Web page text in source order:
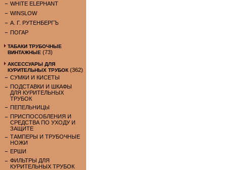
WHITE ELEPHANT
WINSLOW
А. Г. РУТЕНБЕРГЪ
ПОГАР
ТАБАКИ ТРУБОЧНЫЕ
ВИНТАЖНЫЕ (73)
АКСЕССУАРЫ ДЛЯ
КУРИТЕЛЬНЫХ ТРУБОК (362)
СУМКИ И КИСЕТЫ
ПОДСТАВКИ И ШКАФЫ
ДЛЯ КУРИТЕЛЬНЫХ
ТРУБОК
ПЕПЕЛЬНИЦЫ
ПРИСПОСОБЛЕНИЯ И
СРЕДСТВА ПО УХОДУ И
ЗАЩИТЕ
ТАМПЕРЫ И ТРУБОЧНЫЕ
НОЖИ
ЕРШИ
ФИЛЬТРЫ ДЛЯ
КУРИТЕЛЬНЫХ ТРУБОК